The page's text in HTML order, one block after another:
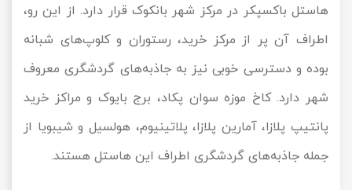
هاستل باکسپکر در مرکز شهر بانکوک قرار دارد. از این رو،
اطراف آن پر از مرکز خرید، رستوران و کلوپ‌های شبانه
بوده و دسترسی خوبی نیز به جاذبه‌های گردشگری معروف
شهر دارد. کاخ موزه سوان پکاد، برج بایوک و مراکز خرید
پانتیپ پلازا، آمارین پلازا، پلاتینیوم، هولسیل و شیبویا از
جمله جاذبه‌های گردشگری اطراف این هاستل هستند.